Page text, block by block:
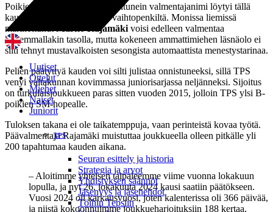
Uutiset
Ottelut
Miehet
Naiset
Juniorit
TPS
Seuran esittely ja historia
Strategia ja arvot
Yhdistyksen säännöt
Jäsenyys ja jäsenehdot
Töihin Tepsiin
Poikien P17 SM-sarjan meritoitunein valmentajanimi löytyi tällä
kaudella Turun Palloseuran vaihtopenkiltä. Monissa liemissä
marinoitunut
Marko Rajamäki voisi edelleen valmentaa
kovemmallakin tasolla, mutta kokeneen ammattimiehen läsnäolo ei
silti tehnyt mustavalkoisten sesongista automaattista menestystarinaa.
Pelien päätyttyä kauden voi silti julistaa onnistuneeksi, sillä TPS
venyi valtakunnan kovimmassa juniorisarjassa neljänneksi. Sijoitus
on turkulaisjoukkueen paras sitten vuoden 2015, jolloin TPS ylsi B-
poikien SM-hopealle.
Tuloksen takana ei ole taikatemppuja, vaan perinteistä kovaa työtä.
Päävalmentaja Rajamäki muistuttaa joukkueella olleen pitkälle yli
200 tapahtumaa kauden aikana.
– Aloitimme yhteisen taipaleemme viime vuonna lokakuun
lopulla, ja nyt 26. lokakuuta 2024 kausi saatiin päätökseen.
Vuosi 2024 oli karkausvuosi, joten kalenterissa oli 366 päivää,
ja niistä kokoonnuimme joukkueharjoituksiin 188 kertaa,